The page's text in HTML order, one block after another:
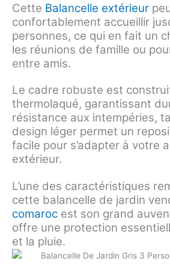
Cette Balancelle extérieur
confortablement accueillir
personnes, ce qui en fait un
les réunions de famille ou
entre amis.
Le cadre robuste est
thermolaqué, garantissant
résistance aux intempéries,
design léger permet un
facile pour s’adapter à votre
extérieur.
L’une des caractéristiques
cette balancelle de jardin
comaroc est son grand
offre une protection
et la pluie.